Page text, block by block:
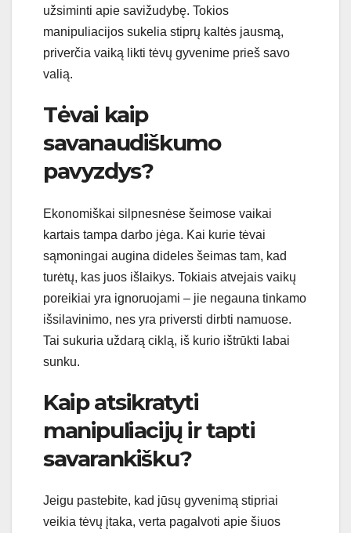
užsiminti apie savižudybę. Tokios
manipuliacijos sukelia stiprų kaltės jausmą,
priverčia vaiką likti tėvų gyvenime prieš savo
valią.
Tėvai kaip
savanaudiškumo
pavyzdys?
Ekonomiškai silpnesnėse šeimose vaikai
kartais tampa darbo jėga. Kai kurie tėvai
sąmoningai augina dideles šeimas tam, kad
turėtų, kas juos išlaikys. Tokiais atvejais vaikų
poreikiai yra ignoruojami – jie negauna tinkamo
išsilavinimo, nes yra priversti dirbti namuose.
Tai sukuria uždarą ciklą, iš kurio ištrūkti labai
sunku.
Kaip atsikratyti
manipuliacijų ir tapti
savarankišku?
Jeigu pastebite, kad jūsų gyvenimą stipriai
veikia tėvų įtaka, verta pagalvoti apie šiuos